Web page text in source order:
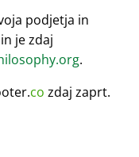
podjetja in
je zdaj
.
co zdaj zaprt.